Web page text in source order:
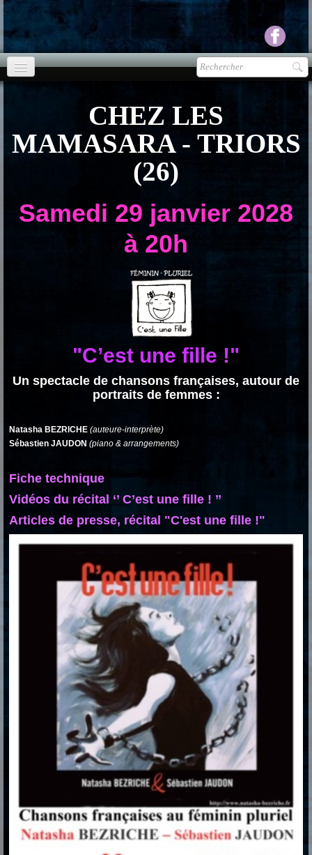
Presse▼
vente CD
CHEZ LES
MAMASARA - TRIORS
(26)
Samedi 29 janvier 2028
à 20h
"C’est une fille !"
Un spectacle de chansons françaises, autour de
portraits de femmes :
Natasha BEZRICHE (auteure-interprète)
Sébastien JAUDON (piano & arrangements)
Fiche technique
Vidéos du récital ‘’ C’est une fille ! ’’
Articles de presse, récital "C'est une fille !"